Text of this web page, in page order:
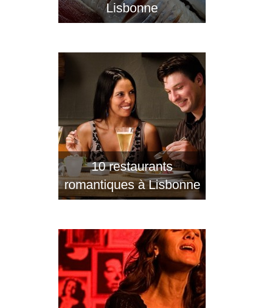
Lisbonne
10 restaurants
romantiques à Lisbonne